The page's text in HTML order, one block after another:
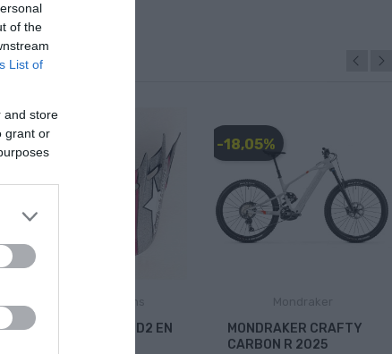
of the
List of
and store
grant or
VISERA TROY LEE D2 EN
-18,05%
MONDRAKER CRAFTY
CARBON R 2025